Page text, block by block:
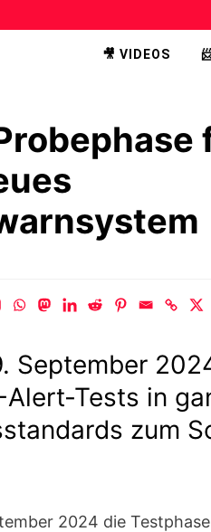
🎥 VIDEOS
September
Tests in
zum
2024 die